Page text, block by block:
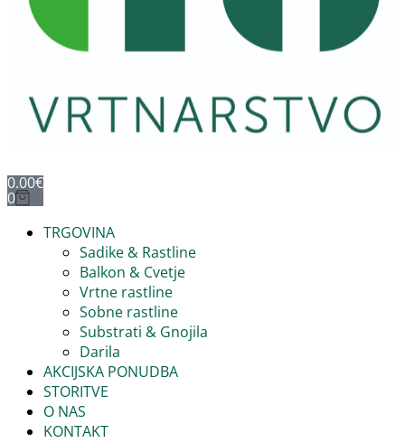
0.00€
0
TRGOVINA
Sadike & Rastline
Balkon & Cvetje
Vrtne rastline
Sobne rastline
Substrati & Gnojila
Darila
AKCIJSKA PONUDBA
STORITVE
O NAS
KONTAKT